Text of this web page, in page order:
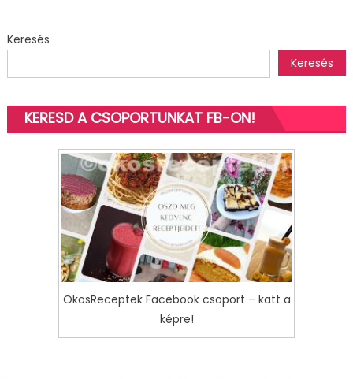
Keresés
Keresés
KERESD A CSOPORTUNKAT FB-ON!
OkosReceptek Facebook csoport – katt a
képre!